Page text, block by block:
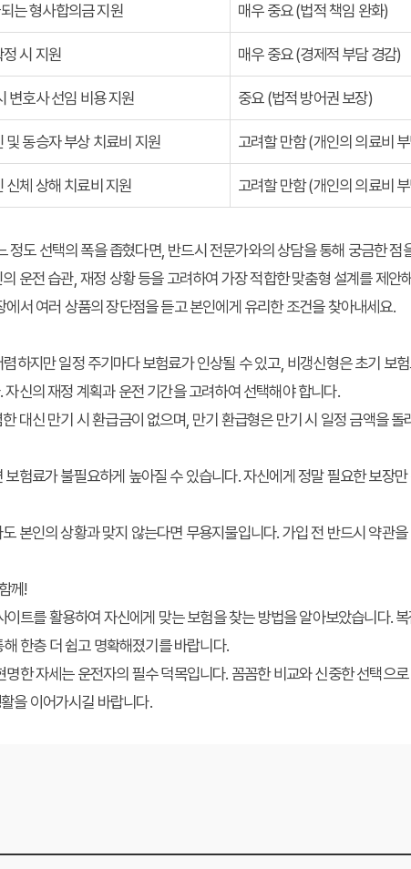
는 형사합의금 지원 매우 중요 (법적 책임 완화)
시 지원 매우 중요 (경제적 부담 경감)
변호사 선임 비용 지원 중요 (법적 방어권 보장)
및 동승자 부상 치료비 지원 고려할 만함 (개인의 의료비
신체 상해 치료비 지원
고려할 만함 (개인의 의료비
정도 선택의 폭을 좁혔다면, 반드시 전문가와의 상담을 통해 궁금한 점
운전 습관, 재정 상황 등을 고려하여 가장 적합한 맞춤형 설계를 제안
서 여러 상품의 장단점을 듣고 본인에게 유리한 조건을 찾아내세요.
하지만 일정 주기마다 보험료가 인상될 수 있고, 비갱신형은 초기 보
신의 재정 계획과 운전 기간을 고려하여 선택해야 합니다.
대신 만기 시 환급금이 없으며, 만기 환급형은 만기 시 일정 금액을 돌
험료가 불필요하게 높아질 수 있습니다. 자신에게 정말 필요한 보장
본인의 상황과 맞지 않는다면 무용지물입니다. 가입 전 반드시 약관
께!
트를 활용하여 자신에게 맞는 보험을 찾는 방법을 알아보았습니다.
한층 더 쉽고 명확해졌기를 바랍니다.
한 자세는 운전자의 필수 덕목입니다. 꼼꼼한 비교와 신중한 선택으
을 이어가시길 바랍니다.